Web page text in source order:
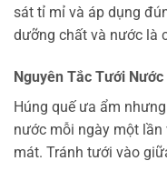
sát tỉ mỉ và áp dụng
dưỡng chất và nước là
Nguyên Tắc Tưới
Húng quế ưa ẩm
nước mỗi ngày một lần
mát. Tránh tưới vào